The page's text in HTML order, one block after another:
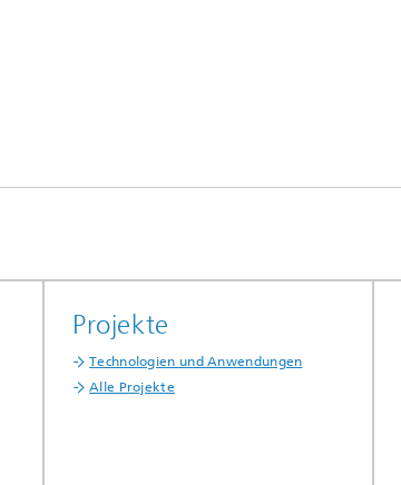
Projekte
Technologien und Anwendungen
Alle Projekte